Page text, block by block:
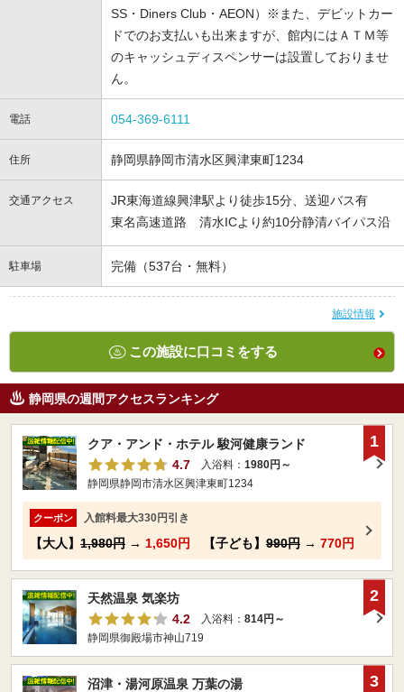
SS・Diners Club・AEON）※また、デビットカー
ドでのお支払いも出来ますが、館内にはＡＴＭ等
のキャッシュディスペンサーは設置しておりませ
ん。
電話 054-369-6111
住所 静岡県静岡市清水区興津東町1234
交通アクセス
JR東海道線興津駅より徒歩15分、送迎バス有
東名高速道路 清水ICより約10分静清バイパス沿
駐車場 完備（537台・無料）
施設情報
この施設に口コミをする
静岡県の週間アクセスランキング
クア・アンド・ホテル 駿河健康ランド
4.7
入浴料： 1980円～
静岡県静岡市清水区興津東町1234
クーポン 入館料最大330円引き
【大人】 1,980円 → 1,650円 【子ども】 990円 → 770円
1
天然温泉 気楽坊
4.2
入浴料： 814円～
静岡県御殿場市神山719
2
沼津・湯河原温泉 万葉の湯
3